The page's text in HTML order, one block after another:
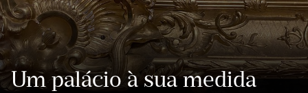
Um palácio à sua medida